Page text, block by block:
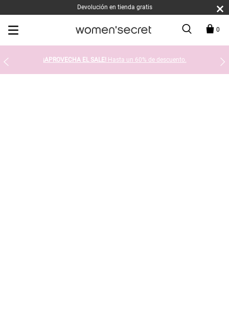
Devolución en tienda gratis
0
¡APROVECHA EL SALE! Hasta un 60% de descuento.